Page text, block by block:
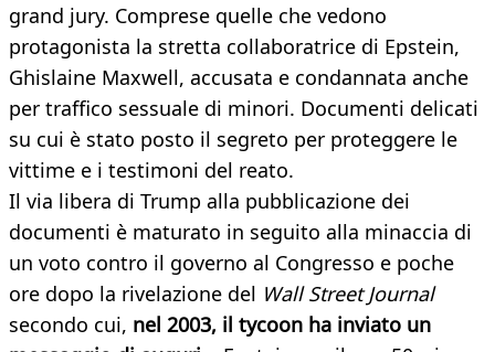
grand jury. Comprese quelle che vedono
protagonista la stretta collaboratrice di Epstein,
Ghislaine Maxwell, accusata e condannata anche
per traffico sessuale di minori. Documenti delicati
su cui è stato posto il segreto per proteggere le
vittime e i testimoni del reato.
Il via libera di Trump alla pubblicazione dei
documenti è maturato in seguito alla minaccia di
un voto contro il governo al Congresso e poche
ore dopo la rivelazione del Wall Street Journal
secondo cui, nel 2003, il tycoon ha inviato un